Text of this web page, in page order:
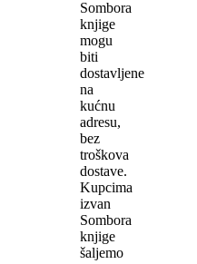
Sombora
knjige
mogu
biti
dostavljene
na
kućnu
adresu,
bez
troškova
dostave.
Kupcima
izvan
Sombora
knjige
šaljemo